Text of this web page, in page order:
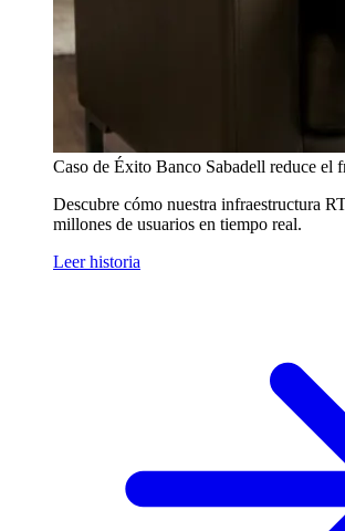
Caso de Éxito Banco Sabadell reduce el
Descubre cómo nuestra infraestructura
millones de usuarios en tiempo real.
Leer historia